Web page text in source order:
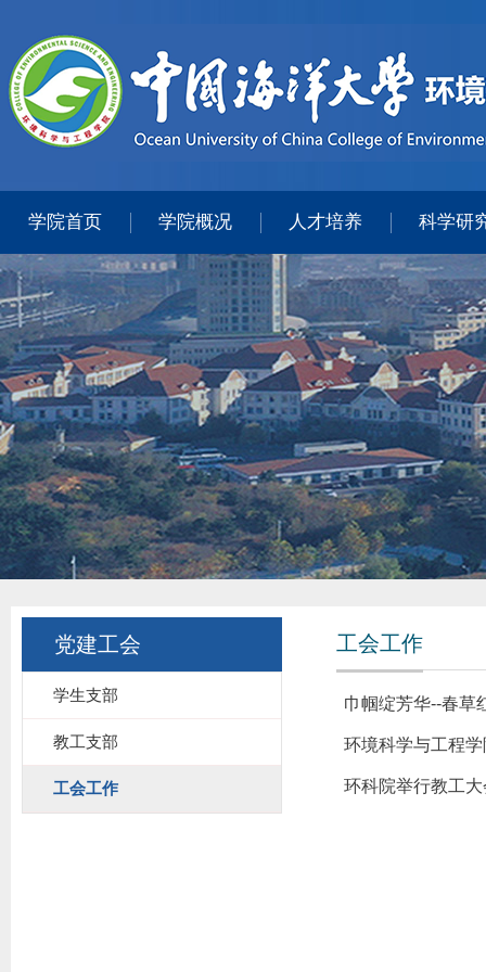
学院首页 学院概况 人才培养 科学研
党建工会
学生支部
教工支部
工会工作
工会工作
巾帼绽芳华--春草
环境科学与工程
环科院举行教工